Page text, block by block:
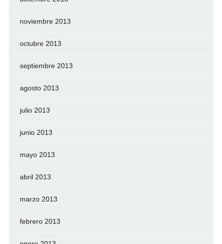
noviembre 2013
octubre 2013
septiembre 2013
agosto 2013
julio 2013
junio 2013
mayo 2013
abril 2013
marzo 2013
febrero 2013